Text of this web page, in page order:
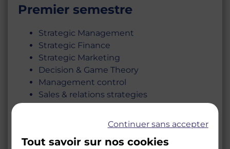
Premier semestre
Strategic Management
Strategic Finance
Strategic Marketing
Decision & Game Theory
Management control
Sales & relations strategies
HR and diversity Management
Module Soft skills
English for Business 1 or FLE
Continuer sans accepter
Tout savoir sur nos cookies